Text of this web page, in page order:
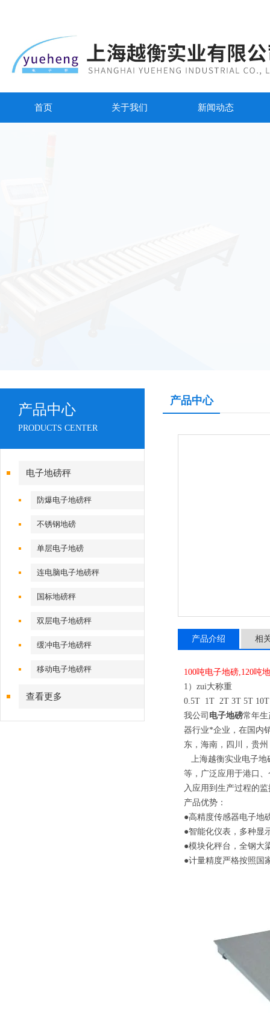
首页 关于我们 新闻动态
产品中心
PRODUCTS CENTER
电子地磅秤
防爆电子地磅秤
不锈钢地磅
单层电子地磅
连电脑电子地磅秤
国标地磅秤
双层电子地磅秤
缓冲电子地磅秤
移动电子地磅秤
查看更多
产品中心
产品介绍 相
100吨电子地磅,120吨
1） zui大称重
0.5T 1T 2T 3T 5T 10T
我公司 电子地磅常年
器行业*企业，在国内
东，海南，四川，贵
上海越衡实业电子地
等，广泛应用于港口
入应用到生产过程的
产品优势：
●高精度传感器电子地
●智能化仪表，多种显
●模块化秤台，全钢大
●计量精度严格按照国